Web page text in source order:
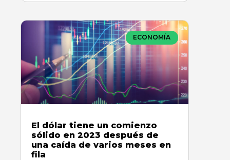
ECONOMÍA
El dólar tiene un comienzo
sólido en 2023 después de
una caída de varios meses en
fila